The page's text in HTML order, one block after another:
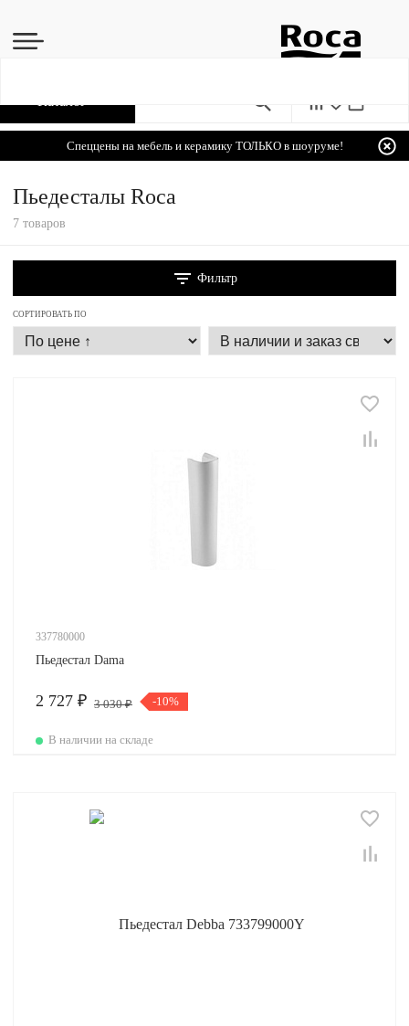
Спеццены на мебель и керамику ТОЛЬКО в шоуруме!
Пьедесталы Roca
7 товаров
Фильтр
СОРТИРОВАТЬ ПО
337780000
Пьедестал Dama
2 727 ₽ 3 030 ₽ -10%
В наличии на складе